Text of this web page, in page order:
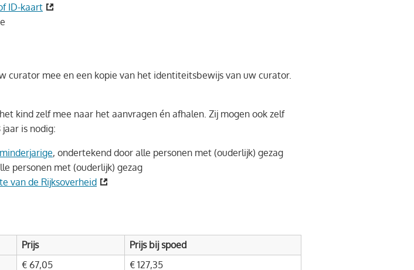
ID-kaart
curator mee en een kopie van het identiteitsbewijs van uw curator.
kind zelf mee naar het aanvragen én afhalen. Zij mogen ook zelf
is nodig:
, ondertekend door alle personen met (ouderlijk) gezag
personen met (ouderlijk) gezag
van de Rijksoverheid
Prijs
Prijs bij spoed
€ 67,05 € 127,35